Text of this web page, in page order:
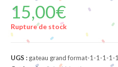
15,00€
Rupture de stock
UGS : gateau grand format-1-1-1-1-1